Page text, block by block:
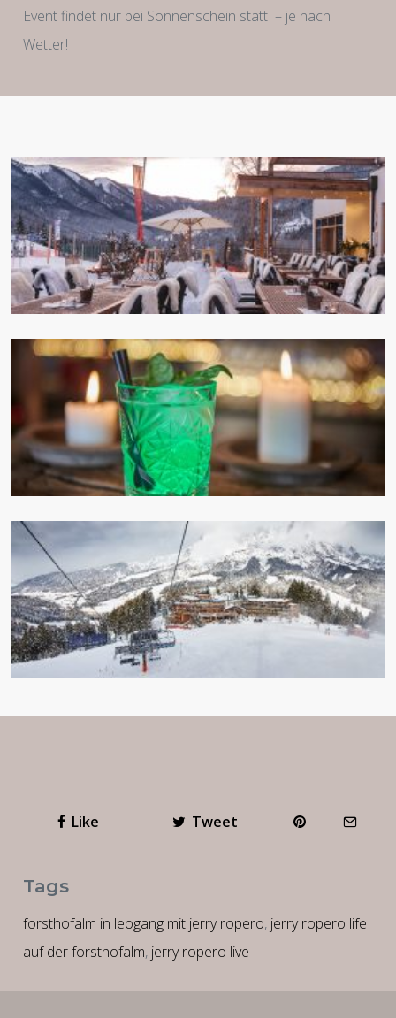
Event findet nur bei Sonnenschein statt – je nach
Wetter!
Like Tweet
Tags
forsthofalm in leogang mit jerry ropero, jerry ropero life
auf der forsthofalm, jerry ropero live